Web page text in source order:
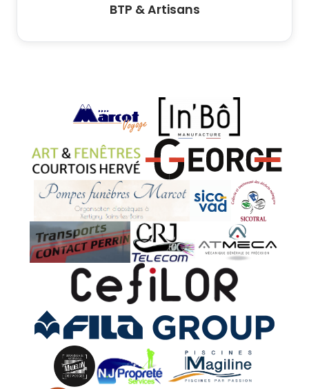
BTP & Artisans